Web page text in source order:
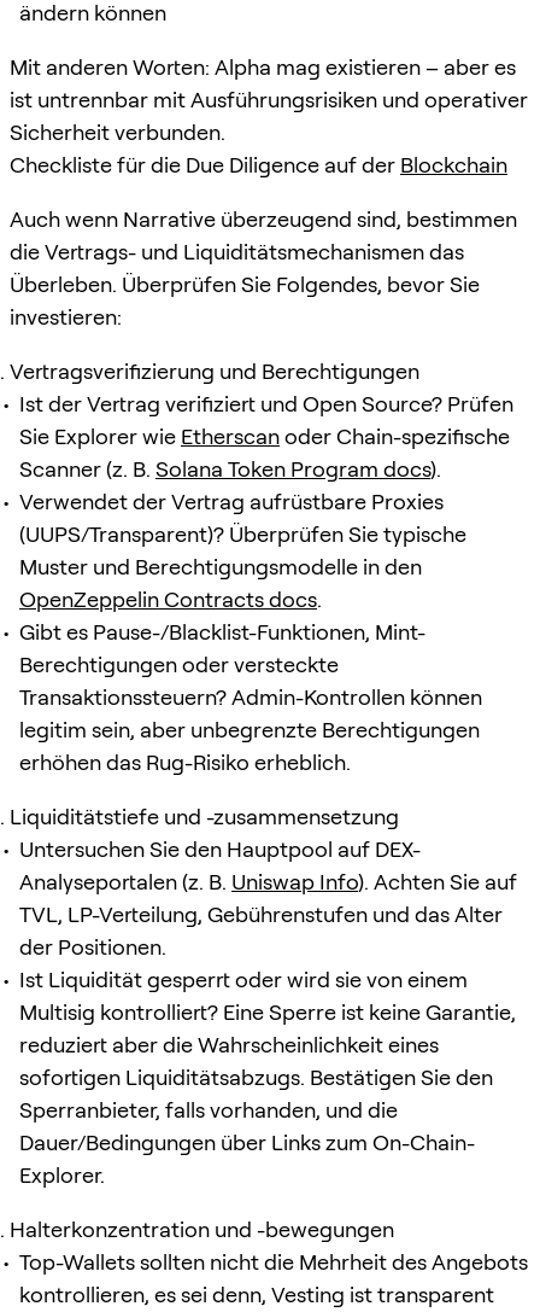
ändern können
Mit anderen Worten: Alpha mag existieren – aber es
ist untrennbar mit Ausführungsrisiken und operativer
Sicherheit verbunden.
Checkliste für die Due Diligence auf der Blockchain
Auch wenn Narrative überzeugend sind, bestimmen
die Vertrags- und Liquiditätsmechanismen das
Überleben. Überprüfen Sie Folgendes, bevor Sie
investieren:
Vertragsverifizierung und Berechtigungen
Ist der Vertrag verifiziert und Open Source? Prüfen
Sie Explorer wie Etherscanoder Chain-spezifische
Scanner (z. B. Solana Token Program docs).
Verwendet der Vertrag aufrüstbare Proxies
(UUPS/Transparent)? Überprüfen Sie typische
Muster und Berechtigungsmodelle in den
OpenZeppelin Contracts docs.
Gibt es Pause-/Blacklist-Funktionen, Mint-
Berechtigungen oder versteckte
Transaktionssteuern? Admin-Kontrollen können
legitim sein, aber unbegrenzte Berechtigungen
erhöhen das Rug-Risiko erheblich.
Liquiditätstiefe und -zusammensetzung
Untersuchen Sie den Hauptpool auf DEX-
Analyseportalen (z. B. Uniswap Info). Achten Sie auf
TVL, LP-Verteilung, Gebührenstufen und das Alter
der Positionen.
Ist Liquidität gesperrt oder wird sie von einem
Multisig kontrolliert? Eine Sperre ist keine Garantie,
reduziert aber die Wahrscheinlichkeit eines
sofortigen Liquiditätsabzugs. Bestätigen Sie den
Sperranbieter, falls vorhanden, und die
Dauer/Bedingungen über Links zum On-Chain-
Explorer.
Halterkonzentration und -bewegungen
Top-Wallets sollten nicht die Mehrheit des Angebots
kontrollieren, es sei denn, Vesting ist transparent